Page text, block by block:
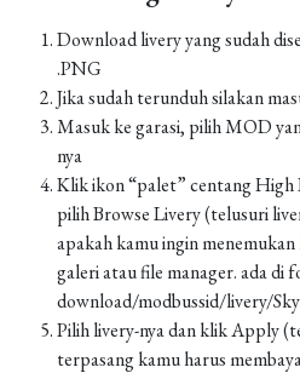
Download livery yang sudah
.PNG
Jika sudah terunduh silakan
Masuk ke garasi, pilih MOD
nya
Klik ikon “palet” centang
pilih Browse Livery (telusuri
apakah kamu ingin
galeri atau file manager. ada di
download/modbussid/livery/
Pilih livery-nya dan klik Apply
terpasang kamu harus